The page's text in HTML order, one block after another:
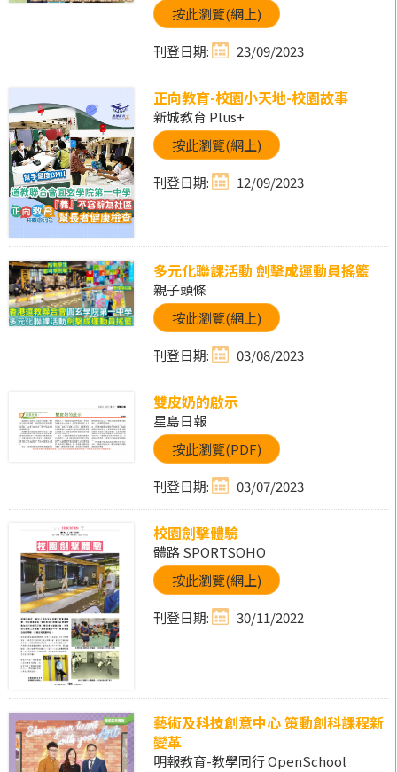
按此瀏覽(網上)
刊登日期:
23/09/2023
正向教育-校園小天地-校園故事
新城教育 Plus+
按此瀏覽(網上)
刊登日期:
12/09/2023
多元化聯課活動 劍擊成運動員搖籃
親子頭條
按此瀏覽(網上)
刊登日期:
03/08/2023
雙皮奶的啟示
星島日報
按此瀏覽(PDF)
刊登日期:
03/07/2023
校園劍擊體驗
體路 SPORTSOHO
按此瀏覽(網上)
刊登日期:
30/11/2022
藝術及科技創意中心 策動創科課程新
變革
明報教育-教學同行 OpenSchool